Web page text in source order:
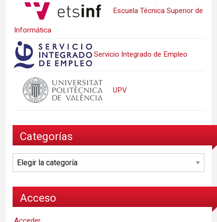
Escuela Técnica Superior de
Informática
Servicio Integrado de Empleo
UPV
Categorías
Categorías
Acceso